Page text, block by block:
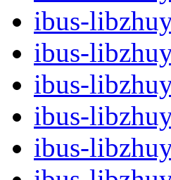
ibus-
ibus-
ibus-
ibus-
ibus-